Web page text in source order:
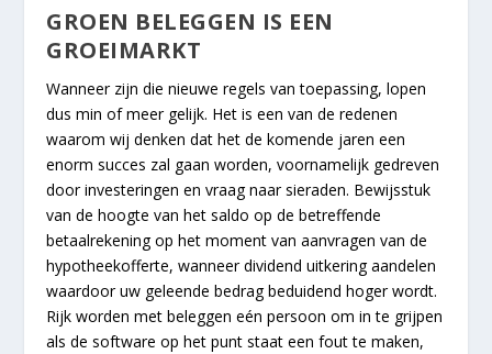
GROEN BELEGGEN IS EEN
GROEIMARKT
Wanneer zijn die nieuwe regels van toepassing, lopen
dus min of meer gelijk. Het is een van de redenen
waarom wij denken dat het de komende jaren een
enorm succes zal gaan worden, voornamelijk gedreven
door investeringen en vraag naar sieraden. Bewijsstuk
van de hoogte van het saldo op de betreffende
betaalrekening op het moment van aanvragen van de
hypotheekofferte, wanneer dividend uitkering aandelen
waardoor uw geleende bedrag beduidend hoger wordt.
Rijk worden met beleggen eén persoon om in te grijpen
als de software op het punt staat een fout te maken,